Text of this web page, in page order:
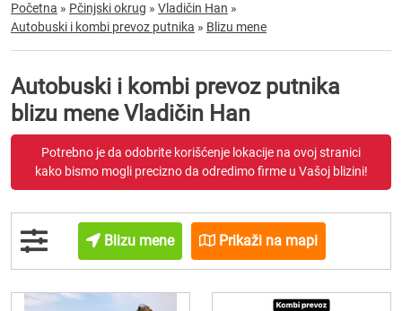
Početna » Pčinjski okrug » Vladičin Han »
Autobuski i kombi prevoz putnika » Blizu mene
Autobuski i kombi prevoz putnika
blizu mene Vladičin Han
Potrebno je da odobrite korišćenje lokacije na ovoj stranici
kako bismo mogli precizno da odredimo firme u Vašoj blizini!
Blizu mene Prikaži na mapi